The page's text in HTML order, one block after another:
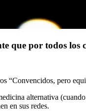
que por todos los
pero
alternativa
en sus redes.